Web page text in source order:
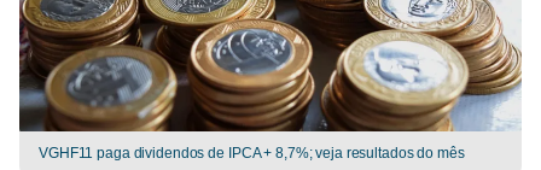
VGHF11 paga dividendos de IPCA + 8,7%; veja resultados do mês